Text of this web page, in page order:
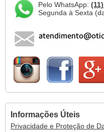
Pelo WhatsApp:
Segunda à Sexta
Informações Úteis
Privacidade e Proteção de